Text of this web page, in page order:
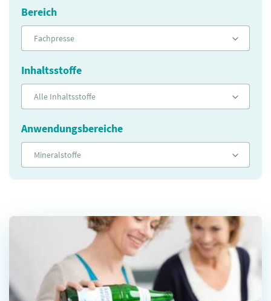
Bereich
Fachpresse
Inhaltsstoffe
Alle Inhaltsstoffe
Anwendungsbereiche
Mineralstoffe